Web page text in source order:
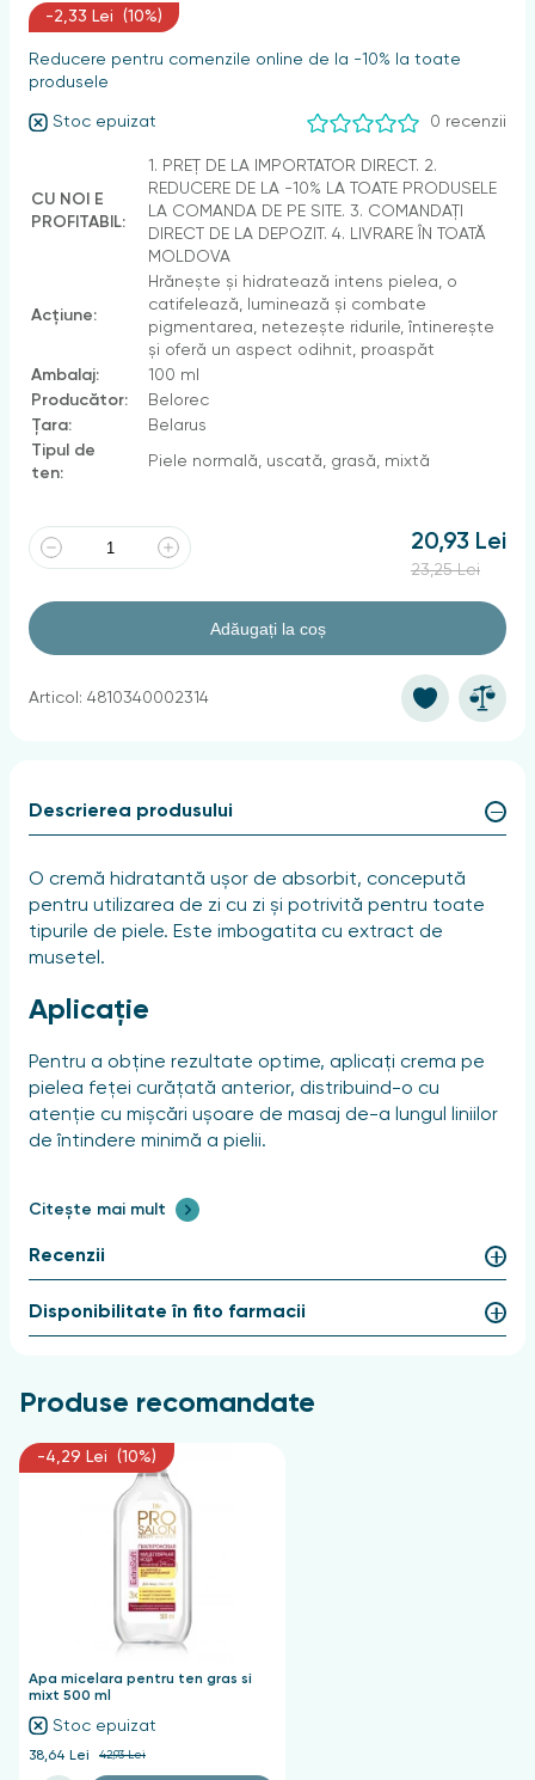
-2,33 Lei (10%)
Reducere pentru comenzile online de la -10% la toate
produsele
Stoc epuizat 0 recenzii
CU NOI E
PROFITABIL:
1. PREȚ DE LA IMPORTATOR DIRECT. 2.
REDUCERE DE LA -10% LA TOATE PRODUSELE
LA COMANDA DE PE SITE. 3. COMANDAȚI
DIRECT DE LA DEPOZIT. 4. LIVRARE ÎN TOATĂ
MOLDOVA
Acțiune:
Hrănește și hidratează intens pielea, o
catifelează, luminează și combate
pigmentarea, netezește ridurile, întinerește
și oferă un aspect odihnit, proaspăt
Ambalaj:
100 ml
Producător:
Belorec
Țara:
Belarus
Tipul de
ten:
Piele normală, uscată, grasă, mixtă
20,93 Lei
23,25 Lei
Adăugați la coș
Articol: 4810340002314
Descrierea produsului
O cremă hidratantă ușor de absorbit, concepută
pentru utilizarea de zi cu zi și potrivită pentru toate
tipurile de piele. Este imbogatita cu extract de
musetel.
Aplicație
Pentru a obține rezultate optime, aplicați crema pe
pielea feței curățată anterior, distribuind-o cu
atenție cu mișcări ușoare de masaj de-a lungul liniilor
de întindere minimă a pielii.
Citește mai mult
Recenzii
Disponibilitate în fito farmacii
Produse recomandate
-4,29 Lei (10%)
Apa micelara pentru ten gras si
mixt 500 ml
Stoc epuizat
38,64 Lei 42,93 Lei